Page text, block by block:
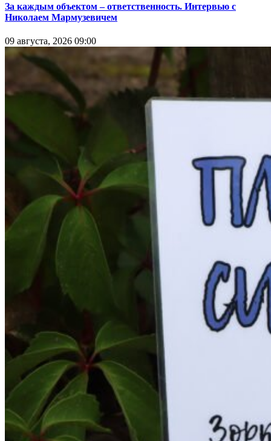
За каждым объектом – ответственность. Интервью с
Николаем Мармузевичем
09 августа, 2026 09:00